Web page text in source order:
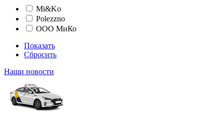
Mi&Ko
Polezzno
ООО МиКо
Показать
Сбросить
Наши новости